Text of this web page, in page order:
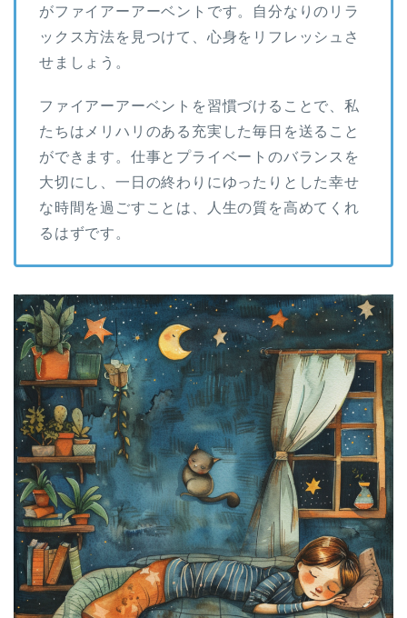
がファイアーアーベントです。自分なりのリラ
ックス方法を見つけて、心身をリフレッシュさ
せましょう。
ファイアーアーベントを習慣づけることで、私
たちはメリハリのある充実した毎日を送ること
ができます。仕事とプライベートのバランスを
大切にし、一日の終わりにゆったりとした幸せ
な時間を過ごすことは、人生の質を高めてくれ
るはずです。